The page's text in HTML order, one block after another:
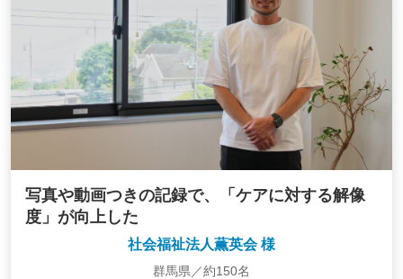
写真や動画つきの記録で、「ケアに対する解像
度」が向上した
社会福祉法人薫英会 様
群馬県／約150名